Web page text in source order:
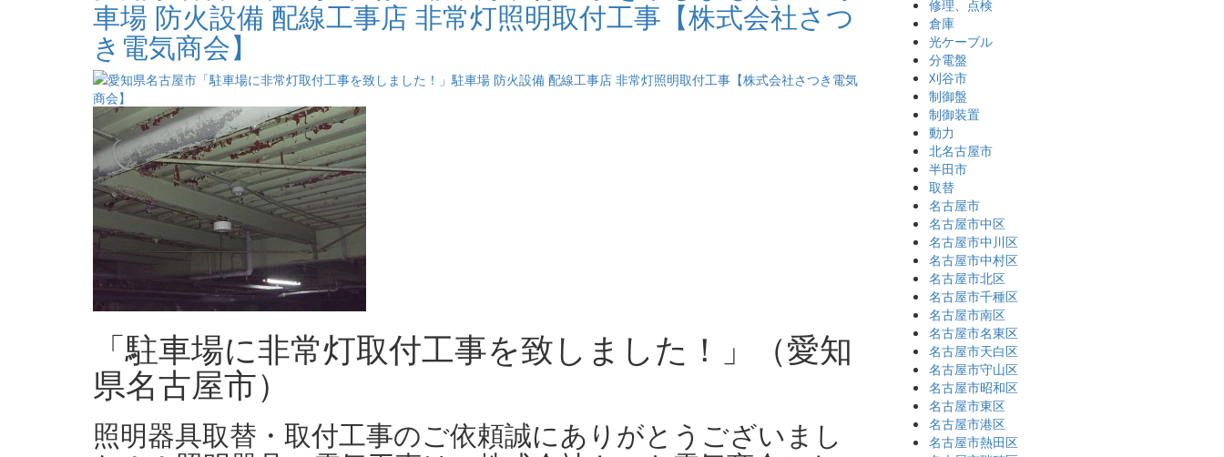
車場 防火設備 配線工事店 非常灯照明取付工事【株式会社さつ
き電気商会】
「駐車場に非常灯取付工事を致しました！」（愛知
県名古屋市）
照明器具取替・取付工事のご依頼誠にありがとうございまし
修理、点検
倉庫
光ケーブル
分電盤
刈谷市
制御盤
制御装置
動力
北名古屋市
半田市
取替
名古屋市
名古屋市中区
名古屋市中川区
名古屋市中村区
名古屋市北区
名古屋市千種区
名古屋市南区
名古屋市名東区
名古屋市天白区
名古屋市守山区
名古屋市昭和区
名古屋市東区
名古屋市港区
名古屋市熱田区